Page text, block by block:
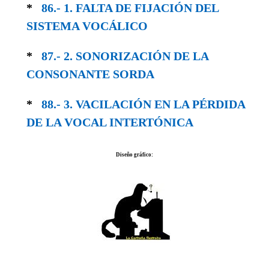
* 86.- 1. FALTA DE FIJACIÓN DEL
SISTEMA VOCÁLICO
* 87.- 2. SONORIZACIÓN DE LA
CONSONANTE SORDA
* 88.- 3. VACILACIÓN EN LA PÉRDIDA
DE LA VOCAL INTERTÓNICA
Diseño gráfico: